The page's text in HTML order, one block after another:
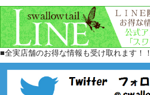
■全実店舗のお得な情報も受け取れます！！